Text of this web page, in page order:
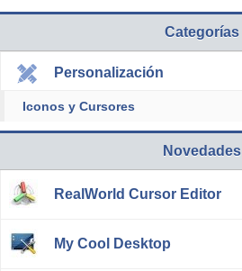
Categorías
Personalización
Iconos y Cursores
Novedades
RealWorld Cursor Editor
My Cool Desktop